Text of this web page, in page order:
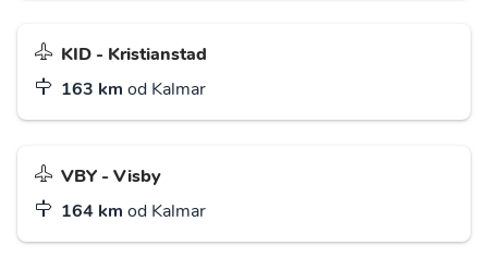
KID - Kristianstad
163 km od Kalmar
VBY - Visby
164 km od Kalmar